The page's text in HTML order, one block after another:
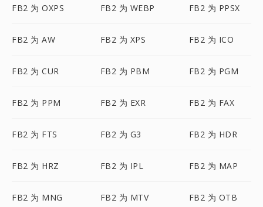
FB2 为 OXPS FB2 为 WEBP FB2 为 PPSX
FB2 为 AW FB2 为 XPS FB2 为 ICO
FB2 为 CUR FB2 为 PBM FB2 为 PGM
FB2 为 PPM FB2 为 EXR FB2 为 FAX
FB2 为 FTS FB2 为 G3 FB2 为 HDR
FB2 为 HRZ FB2 为 IPL FB2 为 MAP
FB2 为 MNG FB2 为 MTV FB2 为 OTB